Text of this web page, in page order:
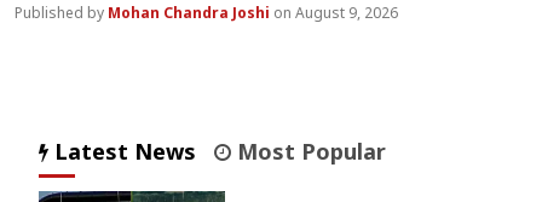
Mohan Chandra Joshi August 9, 2026
Latest News Most Popular